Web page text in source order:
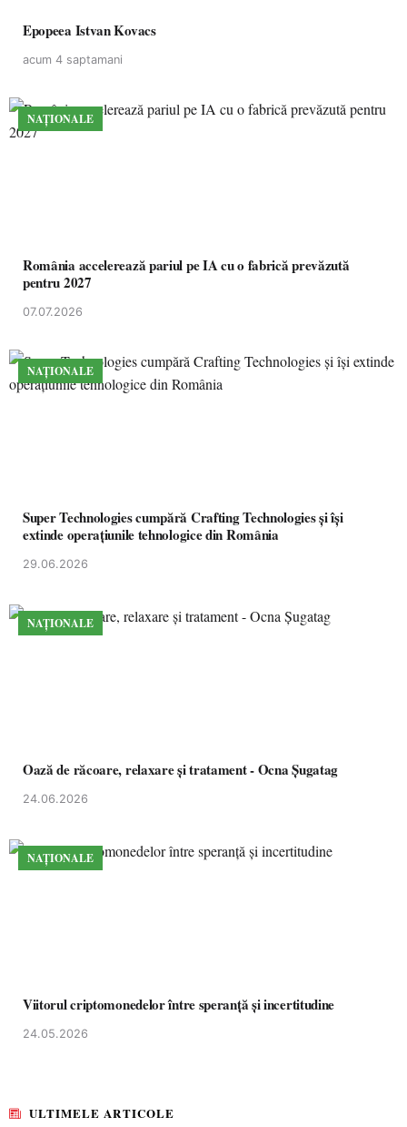
Epopeea Istvan Kovacs
acum 4 saptamani
NAȚIONALE
România accelerează pariul pe IA cu o fabrică prevăzută
pentru 2027
07.07.2026
NAȚIONALE
Super Technologies cumpără Crafting Technologies și își
extinde operațiunile tehnologice din România
29.06.2026
NAȚIONALE
Oază de răcoare, relaxare și tratament - Ocna Șugatag
24.06.2026
NAȚIONALE
Viitorul criptomonedelor între speranță și incertitudine
24.05.2026
ULTIMELE ARTICOLE